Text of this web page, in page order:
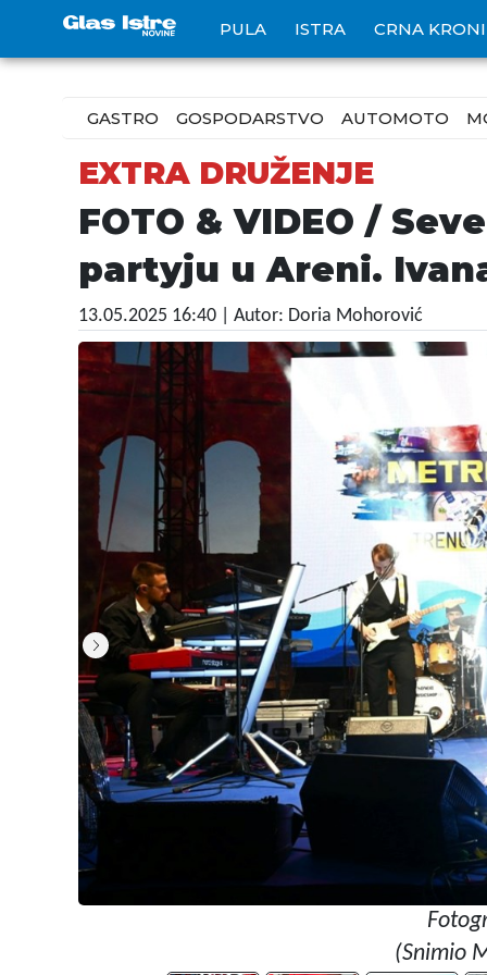
PULA ISTRA CRNA
GASTRO GOSPODARSTVO AUTOMOTO
EXTRA DRUŽENJE
FOTO & VIDEO /
partyju u Areni.
13.05.2025 16:40 | Autor: Doria Mohorović
(Snimio